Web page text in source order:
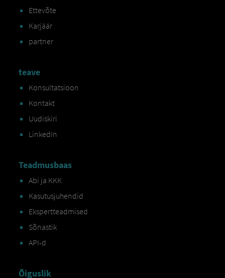
Ettevõte
Karjäär
partner
teave
Konsultatsioon
Kontakt
Uudiskiri
LinkedIn
Teadmusbaas
Abi ja KKK
Kasutusjuhendid
Ekspertteadmised
Sõnastik
API-d
Õiguslik